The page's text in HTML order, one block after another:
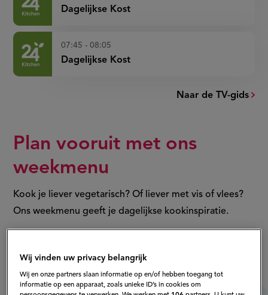
Dagelijkse Kost
07:45 - 08:05
Dagelijkse Kost
Naar de TV-gids
Plan vooruit met ons
weekmenu
Kook je liever vegetarisch? Of liever met vis of vlees?
Ons weekmenu geeft je dagelijkse kookinspiratie.
Wij vinden uw privacy belangrijk
Wij en onze partners slaan informatie op en/of hebben toegang tot
informatie op een apparaat, zoals unieke ID’s in cookies om